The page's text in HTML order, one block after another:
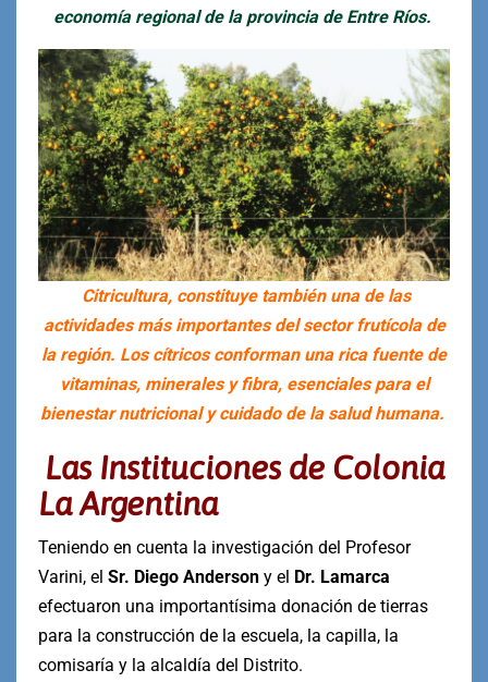
economía regional de la provincia de Entre Ríos.
Citricultura, constituye también una de las
actividades más importantes del sector frutícola de
la región. Los cítricos conforman una rica fuente de
vitaminas, minerales y fibra, esenciales para el
bienestar nutricional y cuidado de la salud humana.
Las Instituciones de Colonia
La Argentina
Teniendo en cuenta la investigación del Profesor
Varini, el Sr. Diego Anderson y el Dr. Lamarca
efectuaron una importantísima donación de tierras
para la construcción de la escuela, la capilla, la
comisaría y la alcaldía del Distrito.